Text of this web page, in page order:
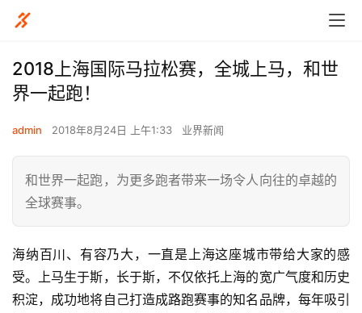
2018上海国际马拉松赛，全城上马，和世
界一起跑！
admin 2018年8月24日 上午1:33 业界新闻
和世界一起跑，为更多跑者带来一场令人向往的卓越的
全球赛事。
海纳百川、有容乃大，一直是上海这座城市带给大家的感
受。上马生于斯，长于斯，不仅依托上海的宽广气度和历史
积淀，成功地将自己打造成路跑赛事的知名品牌，每年吸引